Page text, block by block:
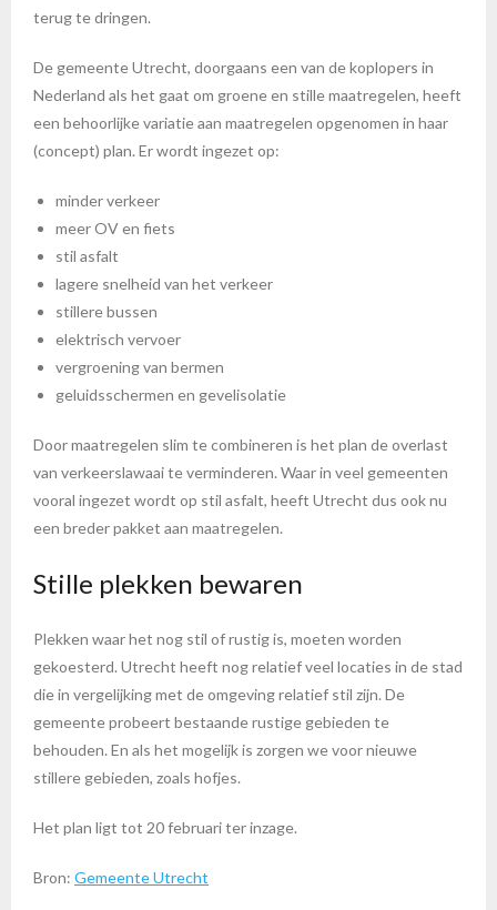
terug te dringen.
De gemeente Utrecht, doorgaans een van de koplopers in
Nederland als het gaat om groene en stille maatregelen, heeft
een behoorlijke variatie aan maatregelen opgenomen in haar
(concept) plan. Er wordt ingezet op:
minder verkeer
meer OV en fiets
stil asfalt
lagere snelheid van het verkeer
stillere bussen
elektrisch vervoer
vergroening van bermen
geluidsschermen en gevelisolatie
Door maatregelen slim te combineren is het plan de overlast
van verkeerslawaai te verminderen. Waar in veel gemeenten
vooral ingezet wordt op stil asfalt, heeft Utrecht dus ook nu
een breder pakket aan maatregelen.
Stille plekken bewaren
Plekken waar het nog stil of rustig is, moeten worden
gekoesterd. Utrecht heeft nog relatief veel locaties in de stad
die in vergelijking met de omgeving relatief stil zijn. De
gemeente probeert bestaande rustige gebieden te
behouden. En als het mogelijk is zorgen we voor nieuwe
stillere gebieden, zoals hofjes.
Het plan ligt tot 20 februari ter inzage.
Bron: Gemeente Utrecht